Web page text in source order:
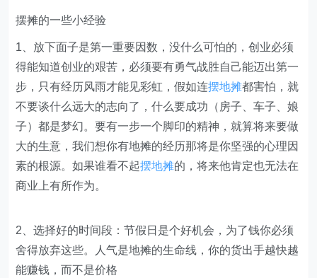
摆摊的一些小经验
1、放下面子是第一重要因数，没什么可怕的，创业必须
得能知道创业的艰苦，必须要有勇气战胜自己能迈出第一
步，只有经历风雨才能见彩虹，假如连摆地摊都害怕，就
不要谈什么远大的志向了，什么要成功（房子、车子、娘
子）都是梦幻。要有一步一个脚印的精神，就算将来要做
大的生意，我们想你有地摊的经历那将是你坚强的心理因
素的根源。如果谁看不起摆地摊的，将来他肯定也无法在
商业上有所作为。
2、选择好的时间段：节假日是个好机会，为了钱你必须
舍得放弃这些。人气是地摊的生命线，你的货出手越快越
能赚钱，而不是价格